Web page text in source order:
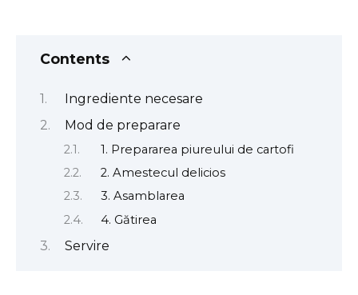
Contents
Ingrediente necesare
Mod de preparare
1. Prepararea piureului de cartofi
2. Amestecul delicios
3. Asamblarea
4. Gătirea
Servire